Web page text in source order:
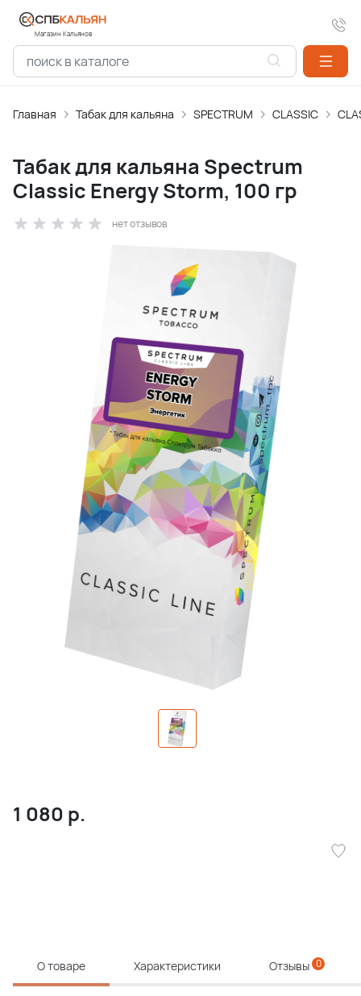
Магазин Кальянов
Главная Табак для кальяна SPECTRUM CLASSIC
Табак для кальяна Spectrum
Classic Energy Storm, 100 гр
нет отзывов
1 080 р.
О товаре Характеристики Отзывы 0